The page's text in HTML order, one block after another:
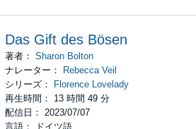
Das Gift des Bösen
著者：Sharon Bolton
ナレーター：
Rebecca Veil
シリーズ：
Florence Lovelady
再生時間： 13 時間 49 分
配信日： 2023/07/07
言語： ドイツ語